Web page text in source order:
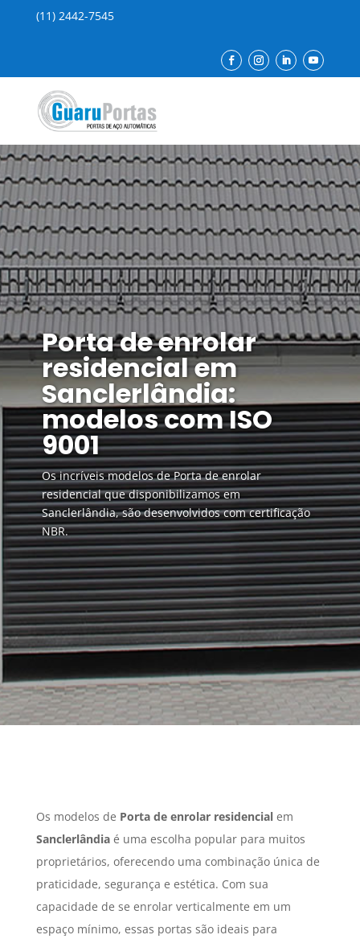
(11) 2442-7545
Porta de enrolar
residencial em
Sanclerlândia:
modelos com ISO
9001
Os incríveis modelos de Porta de enrolar
residencial que disponibilizamos em
Sanclerlândia, são desenvolvidos com certificação
NBR.
Os modelos de Porta de enrolar residencialem
Sanclerlândiaé uma escolha popular para muitos
proprietários, oferecendo uma combinação única de
praticidade, segurança e estética. Com sua
capacidade de se enrolar verticalmente em um
espaço mínimo, essas portas são ideais para